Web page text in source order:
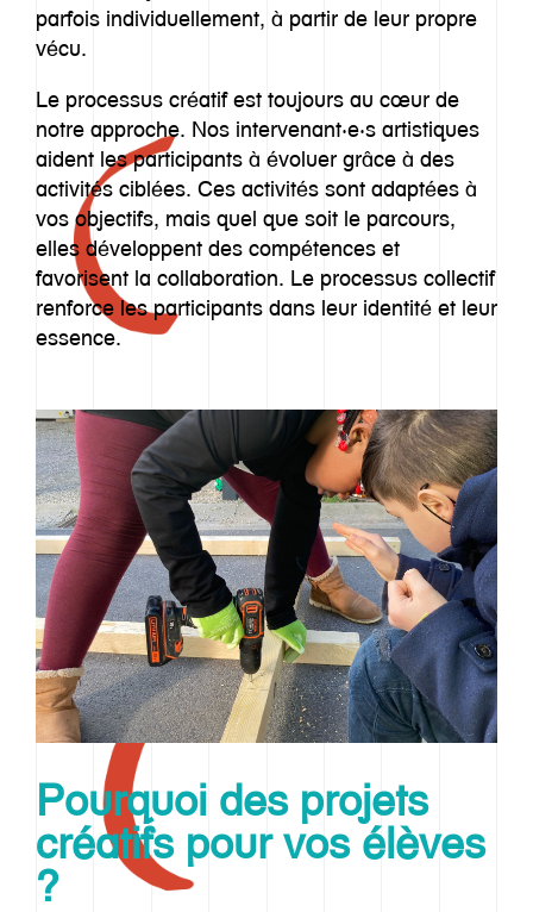
parfois individuellement, à partir de leur propre
vécu.
Le processus créatif est toujours au cœur de
notre approche. Nos intervenant·e·s artistiques
aident les participants à évoluer grâce à des
activités ciblées. Ces activités sont adaptées à
vos objectifs, mais quel que soit le parcours,
elles développent des compétences et
favorisent la collaboration. Le processus collectif
renforce les participants dans leur identité et leur
essence.
Pourquoi des projets
créatifs pour vos élèves
?